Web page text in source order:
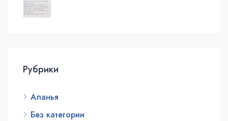
Рубрики
Аланья
Без категории